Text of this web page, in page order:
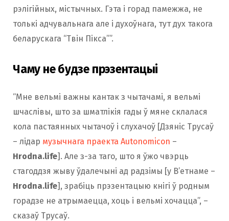
рэлігійных, містычных. Гэта і горад памежжа, не
толькі адчувальнага але і духоўнага, тут дух такога
беларускага “Твін Пікса””.
Чаму не будзе прэзентацыі
“Мне вельмі важны кантак з чытачамі, я вельмі
шчаслівы, што за шматлікія гады ў мяне склалася
кола пастаянных чытачоў і слухачоў [Дзяніс Трусаў
– лідар музычнага праекта Autonomicon –
Hrodna.life]. Але з-за таго, што я ўжо чвэрць
стагоддзя жыву ўдалечыні ад радзімы [у В’етнаме –
Hrodna.life], зрабіць прэзентацыю кнігі ў родным
горадзе не атрымаецца, хоць і вельмі хочацца”, –
сказаў Трусаў.